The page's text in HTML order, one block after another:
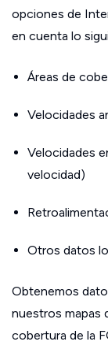
opciones de
en cuenta lo
Áreas de
Velocidades
Velocidades
velocidad)
Otros datos
Obtenemos
nuestros mapas
cobertura de la